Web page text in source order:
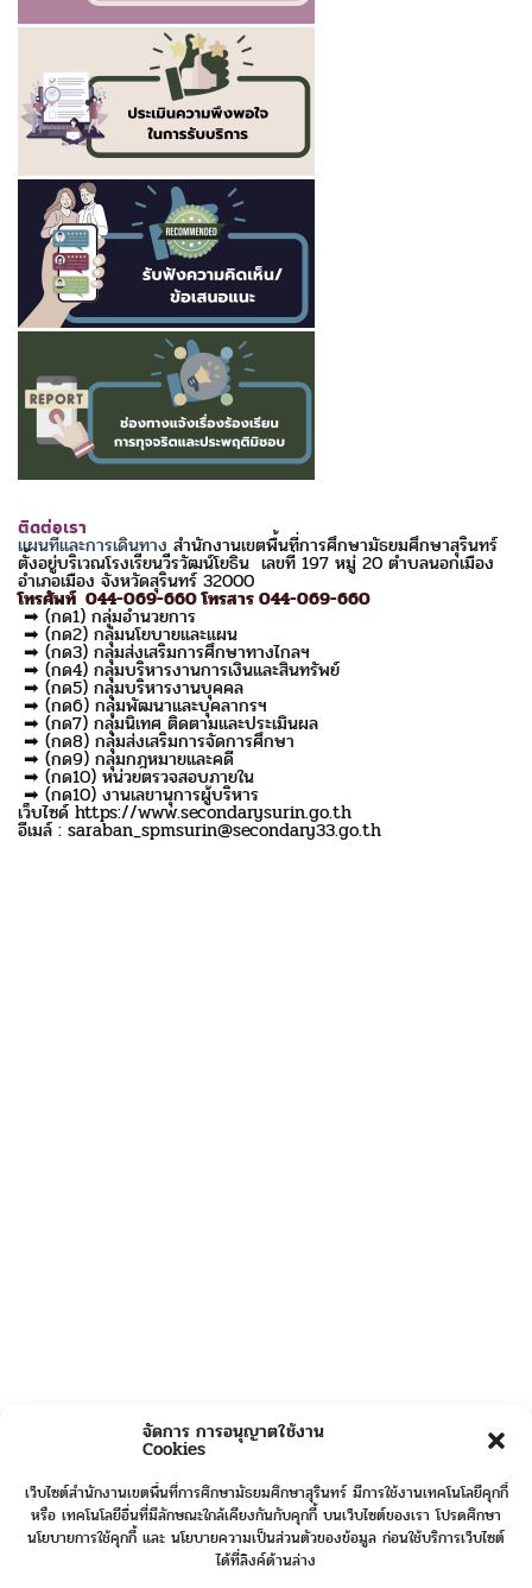
จัดการ การอนุญาตใช้งาน
Cookies
เว็บไซต์สำนักงานเขตพื้นที่การศึกษามัธยมศึกษาสุรินทร์ มีการใช้งานเทคโนโลยีคุกกี้
หรือ เทคโนโลยีอื่นที่มีลักษณะใกล้เคียงกันกับคุกกี้ บนเว็บไซต์ของเรา โปรดศึกษา
นโยบายการใช้คุกกี้ และ นโยบายความเป็นส่วนตัวของข้อมูล ก่อนใช้บริการเว็บไซต์
ได้ที่ลิงค์ด้านล่าง
ติดต่อเรา
แผนที่และการเดินทาง สำนักงานเขตพื้นที่การศึกษามัธยมศึกษาสุรินทร์
ตั้งอยู่บริเวณโรงเรียนวีรวัฒน์โยธิน เลขที่ 197 หมู่ 20 ตำบลนอกเมือง
อำเภอเมือง จังหวัดสุรินทร์ 32000
โทรศัพท์ 044-069-660 โทรสาร 044-069-660
➡ (กด1) กลุ่มอำนวยการ
➡ (กด2) กลุ่มนโยบายและแผน
➡ (กด3) กลุ่มส่งเสริมการศึกษาทางไกลฯ
➡ (กด4) กลุ่มบริหารงานการเงินและสินทรัพย์
➡ (กด5) กลุ่มบริหารงานบุคคล
➡ (กด6) กลุ่มพัฒนาและบุคลากรฯ
➡ (กด7) กลุ่มนิเทศ ติดตามและประเมินผล
➡ (กด8) กลุ่มส่งเสริมการจัดการศึกษา
➡ (กด9) กลุ่มกฎหมายและคดี
➡ (กด10) หน่วยตรวจสอบภายใน
➡ (กด10) งานเลขานุการผู้บริหาร
เว็บไซด์ https://www.secondarysurin.go.th
อีเมล์ : saraban_spmsurin@secondary33.go.th